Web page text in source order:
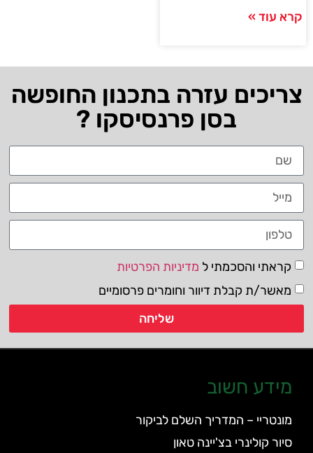
קרא עוד »
צריכים עזרה בתכנון החופשה
בסן פרנסיסקו ?
קראתי והסכמתי ל מדיניות הפרטיות
מאשר/ת קבלת דיוור וחומרים פרסומיים
שליחה
מידע חשוב
מונטריי – המדריך השלם לביקור
סיור קולינרי בצ'יינה טאון